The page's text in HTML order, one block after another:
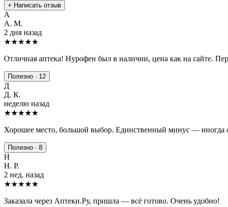
+ Написать отзыв
А
А. М.
2 дня назад
★★★★★
Отличная аптека! Нурофен был в наличии, цена как на сайте.
Полезно · 12
Д
Д. К.
неделю назад
★★★★★
Хорошее место, большой выбор. Единственный минус — иногда
Полезно · 8
Н
Н. Р.
2 нед. назад
★★★★★
Заказала через Аптеки.Ру, пришла — всё готово. Очень удобно!